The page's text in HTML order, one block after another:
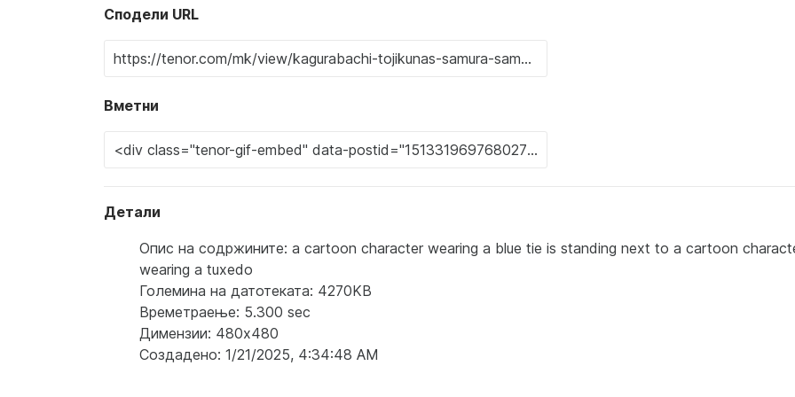
Сподели URL
Вметни
Детали
Опис на содржините: a cartoon character wearing a blue tie is standing next to a cartoon
wearing a tuxedo
Големина на датотеката: 4270KB
Времетраење: 5.300 sec
Димензии: 480x480
Создадено: 1/21/2025, 4:34:48 AM